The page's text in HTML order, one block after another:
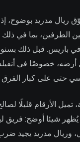
ريال مدريد
باريس. قبل ذلك
أرضه، خصوصًا في
حتى على كبار الفرق
تميل الأرقام قليلًا
شيئا أوضح: فريق
وريال مدريد يجيد